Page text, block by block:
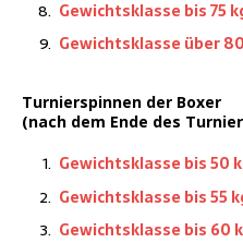
Gewichts­klas­se bis 75
Gewichts­klas­se über
Tur­nier­spin­nen der Boxer
(nach dem Ende des
Gewichts­klas­se bis 50
Gewichts­klas­se bis 55
Gewichts­klas­se bis 60